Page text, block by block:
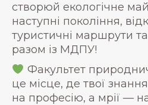
створюй екологічне
наступні покоління,
туристичні маршрути
разом із МДПУ!
Факультет
це місце, де твої
на професію, а мрії —